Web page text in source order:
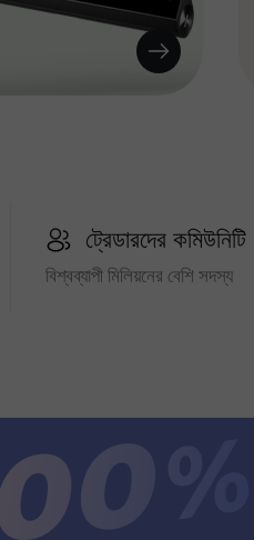
ট্রেডারদের কমিউনিটি
বিশ্বব্যাপী মিলিয়নের বেশি সদস্য